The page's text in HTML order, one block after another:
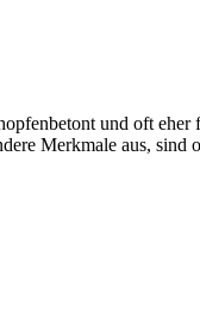
und oft eher
Merkmale aus, sind